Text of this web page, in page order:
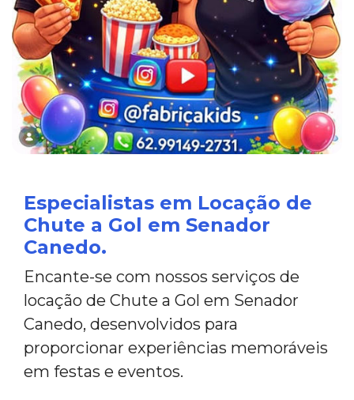
Especialistas em Locação de
Chute a Gol em Senador
Canedo.
Encante-se com nossos serviços de
locação de Chute a Gol em Senador
Canedo, desenvolvidos para
proporcionar experiências memoráveis
em festas e eventos.